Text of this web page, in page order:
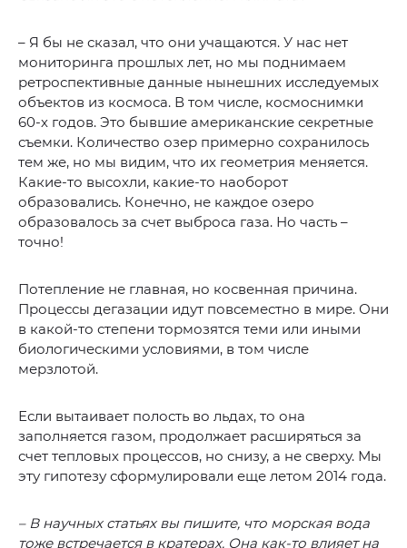
– Я бы не сказал, что они учащаются. У нас нет
мониторинга прошлых лет, но мы поднимаем
ретроспективные данные нынешних исследуемых
объектов из космоса. В том числе, космоснимки
60-х годов. Это бывшие американские секретные
съемки. Количество озер примерно сохранилось
тем же, но мы видим, что их геометрия меняется.
Какие-то высохли, какие-то наоборот
образовались. Конечно, не каждое озеро
образовалось за счет выброса газа. Но часть –
точно!
Потепление не главная, но косвенная причина.
Процессы дегазации идут повсеместно в мире. Они
в какой-то степени тормозятся теми или иными
биологическими условиями, в том числе
мерзлотой.
Если вытаивает полость во льдах, то она
заполняется газом, продолжает расширяться за
счет тепловых процессов, но снизу, а не сверху. Мы
эту гипотезу сформулировали еще летом 2014 года.
– В научных статьях вы пишите, что морская вода
тоже встречается в кратерах. Она как-то влияет на